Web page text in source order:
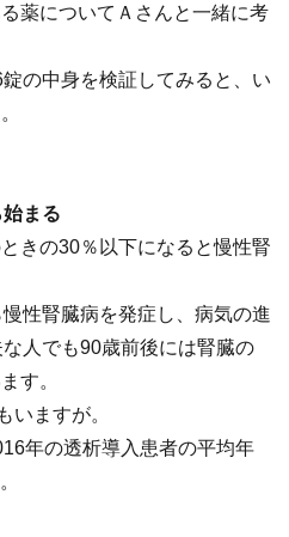
薬についてＡさんと一緒に考
の中身を検証してみると、い
まる
きの30％以下になると慢性腎
性腎臓病を発症し、病気の進
人でも90歳前後には腎臓の
す。
いますが。
年の透析導入患者の平均年